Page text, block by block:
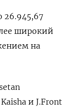
26.945,67
широкий
на
и J.Front